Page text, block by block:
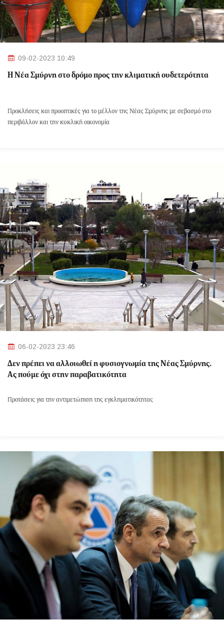
09-02-2023 10:49
Η Νέα Σμύρνη στο δρόμο προς την κλιματική ουδετερότητα
Προκλήσεις και προοπτικές για το μέλλον της Νέας Σμύρνης με σεβασμό στο
περιβάλλον και την κυκλική οικονομία
06-02-2023 23:46
Δεν πρέπει να αλλοιωθεί η φυσιογνωμία της Νέας Σμύρνης.
Ας πούμε όχι στην παραβατικότητα
Προτάσεις για την αντιμετώπιση της εγκληματικότητας